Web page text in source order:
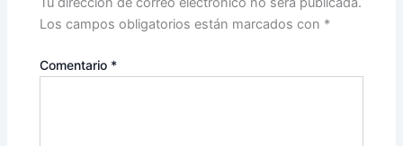
Los campos obligatorios están marcados con *
Comentario *